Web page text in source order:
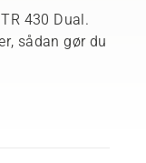
430 Dual.
sådan gør du